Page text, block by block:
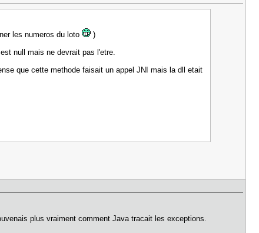
les numeros du loto
)
null mais ne devrait pas l'etre.
que cette methode faisait un appel JNI mais la dll etait
plus vraiment comment Java tracait les exceptions.